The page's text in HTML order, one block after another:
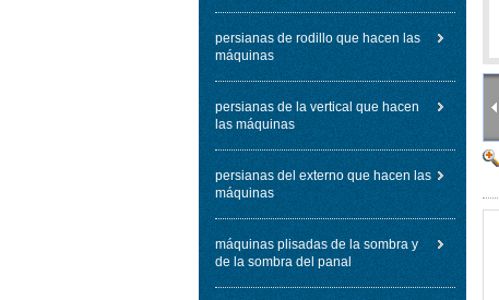
persianas de rodillo que hacen las
máquinas
persianas de la vertical que hacen
las máquinas
persianas del externo que hacen las
máquinas
máquinas plisadas de la sombra y
de la sombra del panal